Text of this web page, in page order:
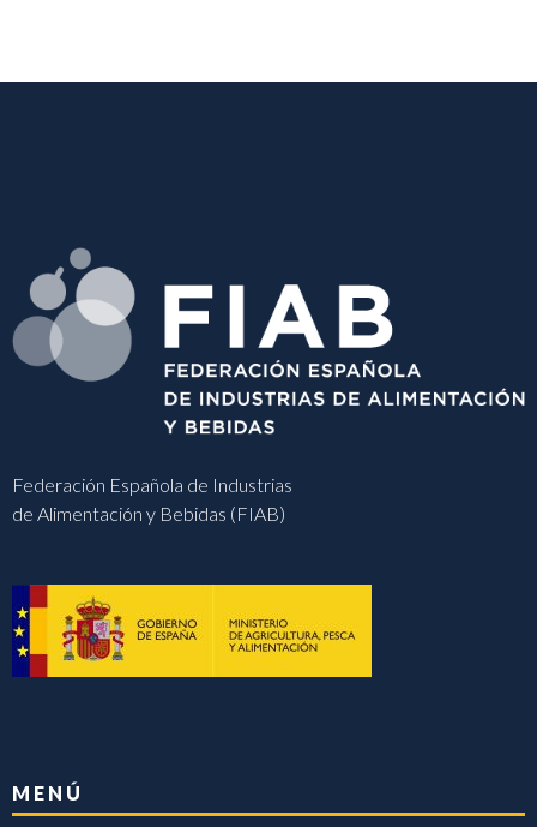
Federación Española de Industrias
de Alimentación y Bebidas (FIAB)
MENÚ